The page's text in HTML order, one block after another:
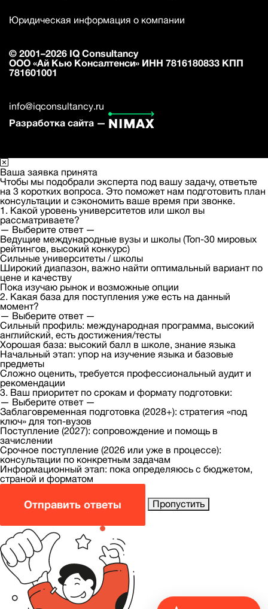
Юридическая информация о компании
© 2001–2026 IQ Consultancy
ООО «Ай Кью Консалтенси» ИНН 7816180833 КПП
781601001
info@iqconsultancy.ru
Разработка сайта —
Ваша заявка принята
Чтобы мы подобрали эксперта под вашу задачу, ответьте
на 3 коротких вопроса. Это поможет нам подготовить план
консультации и сэкономить ваше время при звонке.
1. Какой уровень университетов или школ вы
рассматриваете?
— Выберите ответ —
Ведущие международные вузы и школы (Топ-30 мировых
рейтингов, высокий конкурс)
Сильные университеты / школы
Широкий диапазон, важно найти оптимальный вариант по
цене и качеству
Пока изучаю рынок и возможные опции
2. Какая база для поступления уже есть на данный
момент?
— Выберите ответ —
Сильный профиль: международная программа, высокий
английский, есть достижения/тесты
Хорошая база: высокий балл в школе, знание языка
Начальный этап: упор на изучение языка и базовые
предметы
Сложно оценить, требуется профессиональный аудит и
рекомендации
3. Ваш приоритет по срокам и формату подготовки:
— Выберите ответ —
Заблаговременная подготовка (2028+): стратегия «под
ключ» для топ-вузов
Поступление (2027): сопровождение и помощь в
зачислении
Срочное поступление (2026 или уже в процессе):
консультации по конкретным задачам
Информационный этап: пока определяюсь с бюджетом,
страной и форматом
Отправить ответы Пропустить